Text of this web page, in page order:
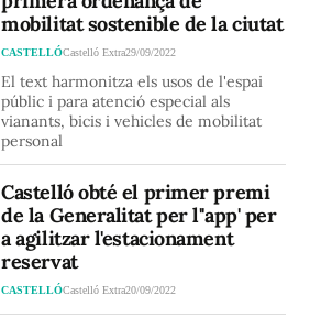
mobilitat sostenible de la ciutat
CASTELLÓCastelló Extra29/09/2022
El text harmonitza els usos de l'espai
públic i para atenció especial als
vianants, bicis i vehicles de mobilitat
personal
Castelló obté el primer premi
de la Generalitat per l''app' per
a agilitzar l'estacionament
reservat
CASTELLÓCastelló Extra20/09/2022